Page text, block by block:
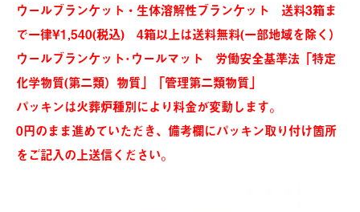
ウールブランケット・生体溶解性ブランケット 送料3箱ま
で一律¥1,540(税込) 4箱以上は送料無料(一部地域を除く）
ウールブランケット･ウールマット 労働安全基準法「特定
化学物質(第二類）物質」「管理第二類物質」
パッキンは火葬炉種別により料金が変動します。
0円のまま進めていただき、備考欄にパッキン取り付け箇所
をご記入の上送信ください。